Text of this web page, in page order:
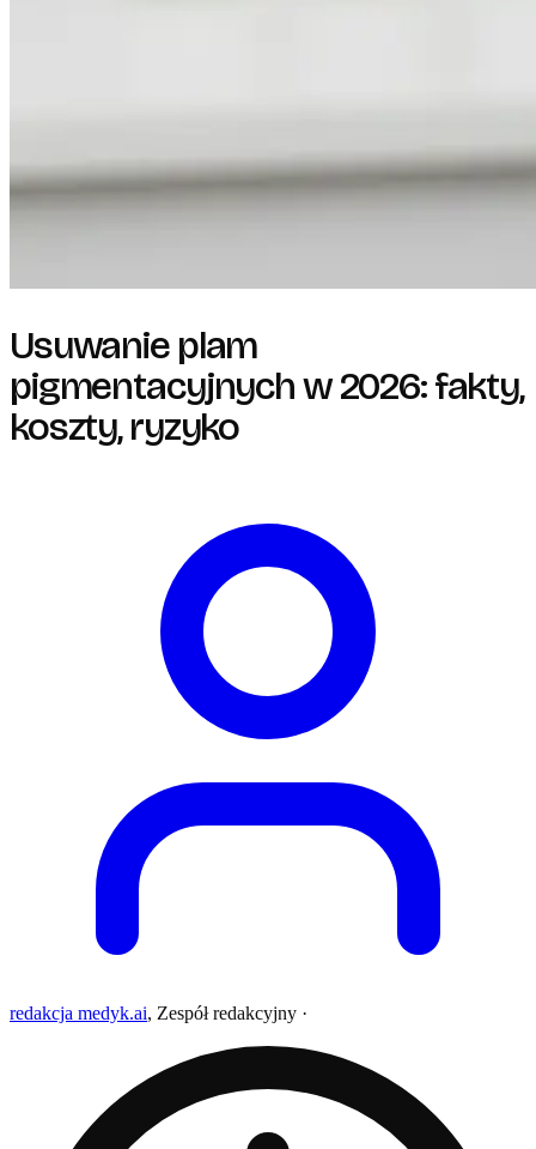
Usuwanie plam
pigmentacyjnych w 2026: fakty,
koszty, ryzyko
redakcja medyk.ai, Zespół redakcyjny ·